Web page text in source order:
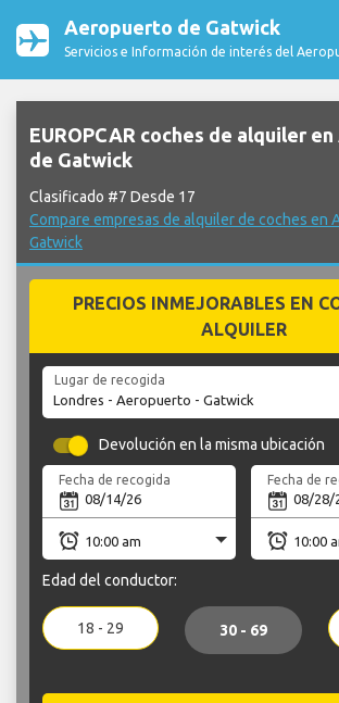
Aeropuerto de Gatwick
Servicios e Información de interés del
EUROPCAR coches de alquiler
de Gatwick
Clasificado #7 Desde 17
Compare empresas de alquiler de coches en
Gatwick
PRECIOS INMEJORABLES EN
ALQUILER
Lugar de recogida
Devolución en la misma ubicación
Fecha de recogida Fecha de
Edad del conductor:
18 - 29 30 - 69